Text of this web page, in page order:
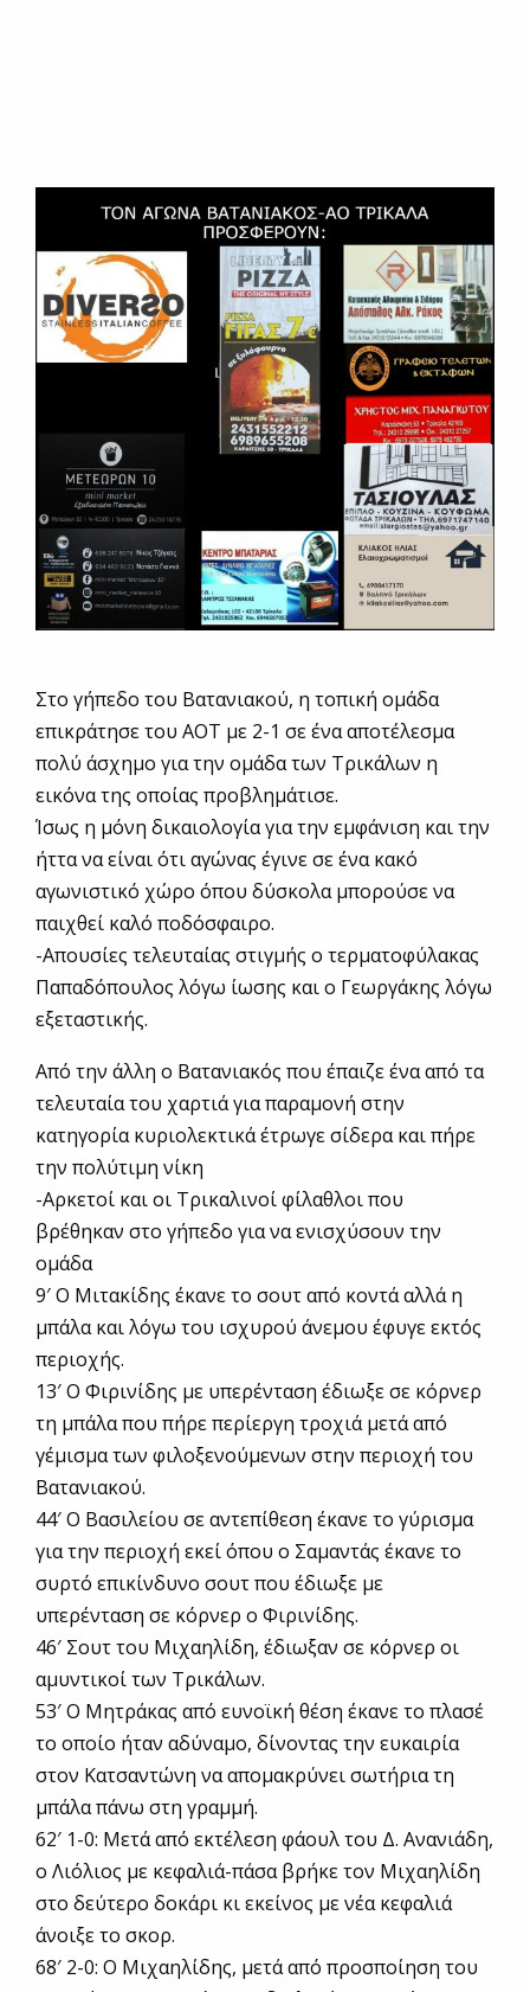
Στο γήπεδο του Βατανιακού, η τοπική ομάδα
επικράτησε του ΑΟΤ με 2-1 σε ένα αποτέλεσμα
πολύ άσχημο για την ομάδα των Τρικάλων η
εικόνα της οποίας προβλημάτισε.
Ίσως η μόνη δικαιολογία για την εμφάνιση και την
ήττα να είναι ότι αγώνας έγινε σε ένα κακό
αγωνιστικό χώρο όπου δύσκολα μπορούσε να
παιχθεί καλό ποδόσφαιρο.
-Απουσίες τελευταίας στιγμής ο τερματοφύλακας
Παπαδόπουλος λόγω ίωσης και ο Γεωργάκης λόγω
εξεταστικής.
Από την άλλη ο Βατανιακός που έπαιζε ένα από τα
τελευταία του χαρτιά για παραμονή στην
κατηγορία κυριολεκτικά έτρωγε σίδερα και πήρε
την πολύτιμη νίκη
-Αρκετοί και οι Τρικαλινοί φίλαθλοι που
βρέθηκαν στο γήπεδο για να ενισχύσουν την
ομάδα
9′ Ο Μιτακίδης έκανε το σουτ από κοντά αλλά η
μπάλα και λόγω του ισχυρού άνεμου έφυγε εκτός
περιοχής.
13′ Ο Φιρινίδης με υπερένταση έδιωξε σε κόρνερ
τη μπάλα που πήρε περίεργη τροχιά μετά από
γέμισμα των φιλοξενούμενων στην περιοχή του
Βατανιακού.
44′ Ο Βασιλείου σε αντεπίθεση έκανε το γύρισμα
για την περιοχή εκεί όπου ο Σαμαντάς έκανε το
συρτό επικίνδυνο σουτ που έδιωξε με
υπερένταση σε κόρνερ ο Φιρινίδης.
46′ Σουτ του Μιχαηλίδη, έδιωξαν σε κόρνερ οι
αμυντικοί των Τρικάλων.
53′ Ο Μητράκας από ευνοϊκή θέση έκανε το πλασέ
το οποίο ήταν αδύναμο, δίνοντας την ευκαιρία
στον Κατσαντώνη να απομακρύνει σωτήρια τη
μπάλα πάνω στη γραμμή.
62′ 1-0: Μετά από εκτέλεση φάουλ του Δ. Ανανιάδη,
ο Λιόλιος με κεφαλιά-πάσα βρήκε τον Μιχαηλίδη
στο δεύτερο δοκάρι κι εκείνος με νέα κεφαλιά
άνοιξε το σκορ.
68′ 2-0: Ο Μιχαηλίδης, μετά από προσποίηση του